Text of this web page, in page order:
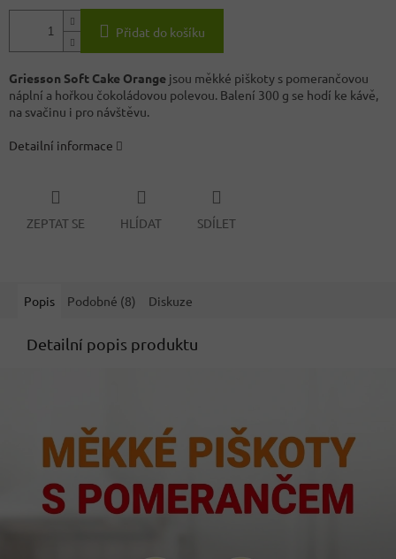
Přidat do košíku
Griesson Soft Cake Orange jsou měkké piškoty s pomerančovou
náplní a hořkou čokoládovou polevou. Balení 300 g se hodí ke kávě,
na svačinu i pro návštěvu.
Detailní informace
ZEPTAT SE HLÍDAT SDÍLET
Popis Podobné (8) Diskuze
Detailní popis produktu